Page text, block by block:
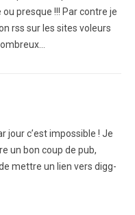
presque !!! Par contre je
rss sur les sites voleurs
jour c’est impossible ! Je
un bon coup de pub,
mettre un lien vers digg-